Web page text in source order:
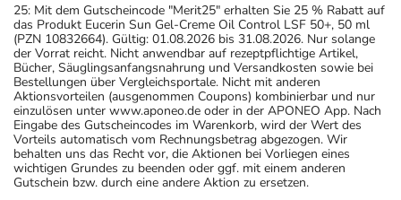
25: Mit dem Gutscheincode "Merit25" erhalten Sie 25 % Rabatt auf
das Produkt Eucerin Sun Gel-Creme Oil Control LSF 50+, 50 ml
(PZN 10832664). Gültig: 01.08.2026 bis 31.08.2026. Nur solange
der Vorrat reicht. Nicht anwendbar auf rezeptpflichtige Artikel,
Bücher, Säuglingsanfangsnahrung und Versandkosten sowie bei
Bestellungen über Vergleichsportale. Nicht mit anderen
Aktionsvorteilen (ausgenommen Coupons) kombinierbar und nur
einzulösen unter www.aponeo.de oder in der APONEO App. Nach
Eingabe des Gutscheincodes im Warenkorb, wird der Wert des
Vorteils automatisch vom Rechnungsbetrag abgezogen. Wir
behalten uns das Recht vor, die Aktionen bei Vorliegen eines
wichtigen Grundes zu beenden oder ggf. mit einem anderen
Gutschein bzw. durch eine andere Aktion zu ersetzen.